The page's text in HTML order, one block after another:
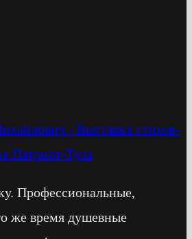
- Выставка стихов-
Патриот-Тула
Профессиональные,
же время душевные